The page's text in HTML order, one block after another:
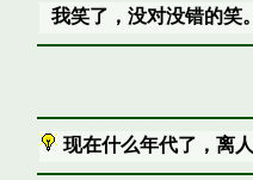
我笑了，没对没错的笑。
现在什么年代了，离